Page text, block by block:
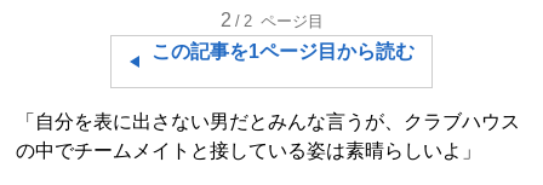
2 /2 ページ目
この記事を1ページ目から読む
「自分を表に出さない男だとみんな言うが、クラブハウス
の中でチームメイトと接している姿は素晴らしいよ」